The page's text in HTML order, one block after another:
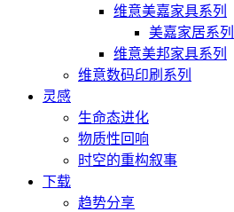
维意美嘉家具系列
美嘉家居系
维意美邦家具系列
维意数码印刷系列
灵感
生命态进化
物质性回响
时空的重构叙事
下载
趋势分享